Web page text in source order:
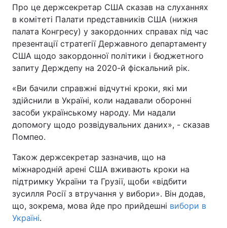
Про це держсекретар США сказав на слуханнях
в комітеті Палати представників США (нижня
палата Конгресу) у закордонних справах під час
презентації стратегії Державного департаменту
США щодо закордонної політики і бюджетного
запиту Держдепу на 2020-й фіскальний рік.
«Ви бачили справжні відчутні кроки, які ми
здійснили в Україні, коли надавали оборонні
засоби українському народу. Ми надали
допомогу щодо розвідувальних даних», - сказав
Помпео.
Також держсекретар зазначив, що на
міжнародній арені США вживають кроки на
підтримку України та Грузії, щоби «відбити
зусилля Росії з втручання у вибори». Він додав,
що, зокрема, мова йде про прийдешні вибори в
Україні.